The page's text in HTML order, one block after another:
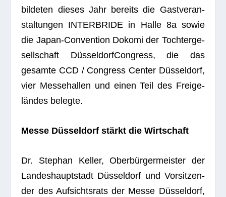
bil­de­ten die­ses Jahr bereits die Gast­ver­an­
stal­tun­gen INTERBRIDE in Halle 8a sowie
die Japan-Con­ven­tion Dokomi der Toch­ter­ge­
sell­schaft Düs­sel­dorf­Con­gress, die das
gesamte CCD / Con­gress Cen­ter Düs­sel­dorf,
vier Mes­se­hal­len und einen Teil des Frei­ge­
län­des belegte.
Messe Düs­sel­dorf stärkt die Wirtschaft
Dr. Ste­phan Kel­ler, Ober­bür­ger­meis­ter der
Lan­des­haupt­stadt Düs­sel­dorf und Vor­sit­zen­
der des Auf­sichts­rats der Messe Düs­sel­dorf,